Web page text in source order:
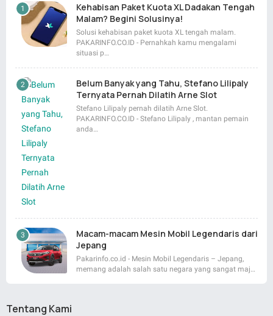
Kehabisan Paket Kuota XL Dadakan Tengah
Malam? Begini Solusinya!
Solusi kehabisan paket kuota XL tengah malam.
PAKARINFO.CO.ID - Pernahkah kamu mengalami
situasi p…
Belum Banyak yang Tahu, Stefano Lilipaly
Ternyata Pernah Dilatih Arne Slot
Stefano Lilipaly pernah dilatih Arne Slot.
PAKARINFO.CO.ID - Stefano Lilipaly , mantan pemain
anda…
Macam-macam Mesin Mobil Legendaris dari
Jepang
Pakarinfo.co.id - Mesin Mobil Legendaris – Jepang,
memang adalah salah satu negara yang sangat maj…
Tentang Kami